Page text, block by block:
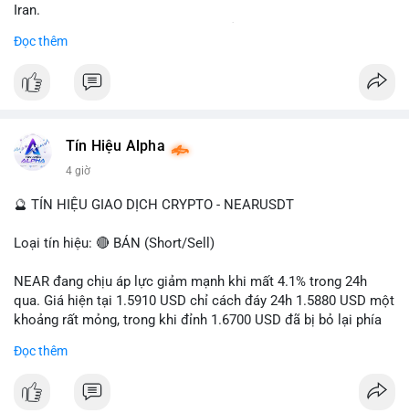
Iran.
- Tác động: rủi ro cho thị trường crypto, tăng áp lực pháp lý.
#binancesquare
#vlikevn #titanbot
📰 Nguồn: Cointelegraph
Đọc thêm
Tín Hiệu Alpha
4 giờ
🔮 TÍN HIỆU GIAO DỊCH CRYPTO - NEARUSDT
Loại tín hiệu: 🔴 BÁN (Short/Sell)
NEAR đang chịu áp lực giảm mạnh khi mất 4.1% trong 24h
qua. Giá hiện tại 1.5910 USD chỉ cách đáy 24h 1.5880 USD một
khoảng rất mỏng, trong khi đỉnh 1.6700 USD đã bị bỏ lại phía
kiểm soát hoàn toàn. Khối lượng giao dịch 10.29 triệu NEAR
tiếp diễn.
Đọc thêm